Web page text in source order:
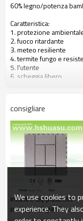
60% legno/potenza
Caratteristica:
1. protezione
2. fuoco ritardante
3. meteo resiliente
4. termite fungo e
5. l'utente
6. scheggia libero
Hohecotech wpc,
Contatto per dettagli!
eco - amichevole in
consigliare
incastro diy piastrelle
ponte per il giardino
We use cookies to
experience. They